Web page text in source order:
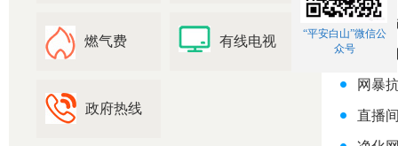
燃气费 有线电视
政府热线
男子
四部
网暴
直播
“平安白山”微信公
众号